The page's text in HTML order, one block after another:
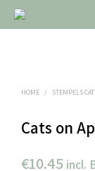
HOME / STEMPELS
Cats on
€10.45 incl.